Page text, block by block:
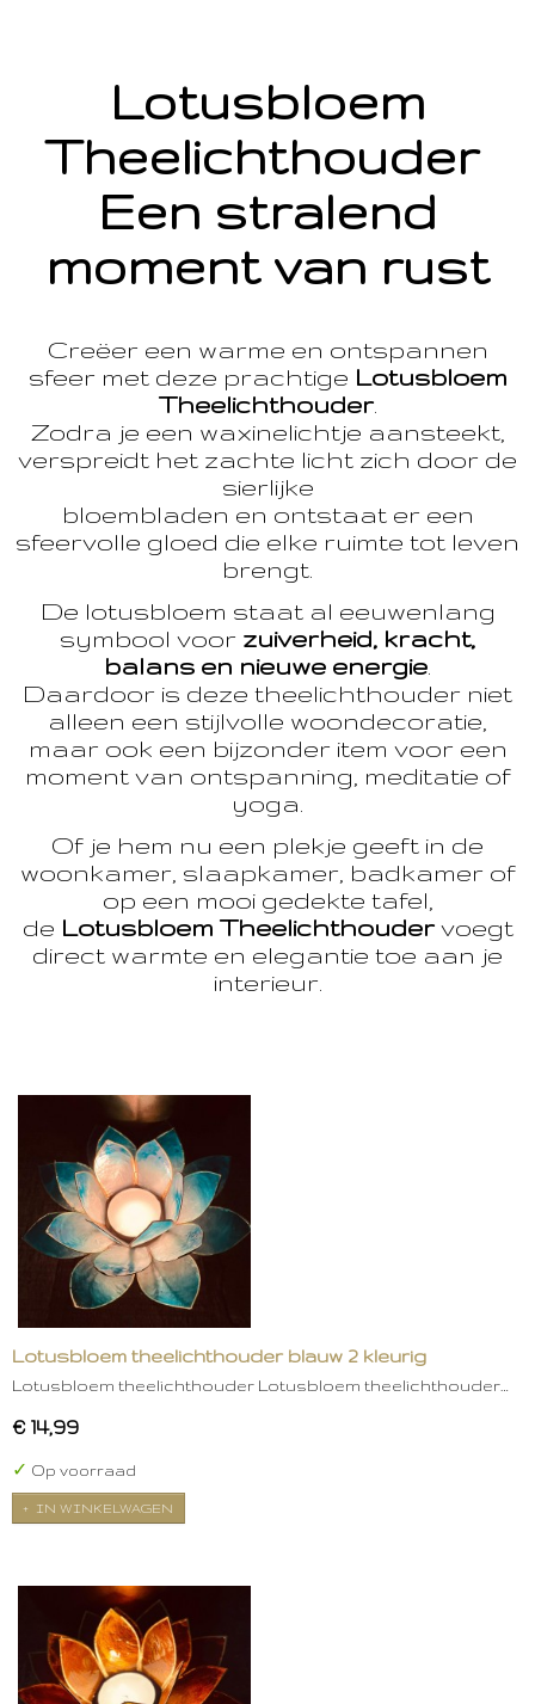
Lotusbloem
Theelichthouder
Een stralend
moment van rust
Creëer een warme en ontspannen
sfeer met deze prachtige Lotusbloem
Theelichthouder.
Zodra je een waxinelichtje aansteekt,
verspreidt het zachte licht zich door de
sierlijke
bloembladen en ontstaat er een
sfeervolle gloed die elke ruimte tot leven
brengt.
De lotusbloem staat al eeuwenlang
symbool voor zuiverheid, kracht,
balans en nieuwe energie
Daardoor is deze theelichthouder niet
alleen een stijlvolle woondecoratie,
maar ook een bijzonder item voor een
moment van ontspanning, meditatie of
yoga.
Of je hem nu een plekje geeft in de
woonkamer, slaapkamer, badkamer of
op een mooi gedekte tafel,
de Lotusbloem Theelichthoudervoegt
direct warmte en elegantie toe aan je
interieur.
Lotusbloem theelichthouder blauw 2 kleurig
Lotusbloem theelichthouder Lotusbloem theelichthouder…
€ 14,99
✓ Op voorraad
IN WINKELWAGEN